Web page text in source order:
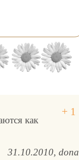
как
31.10.2010 dona